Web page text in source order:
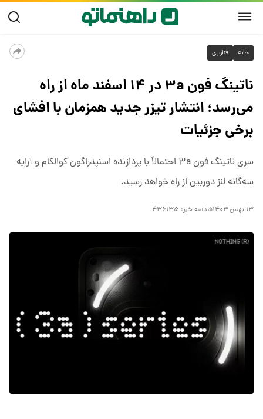
خانه فناوری
ناتینگ فون ۳a در ۱۴ اسفند ماه از راه
می‌رسد؛ انتشار تیزر جدید همزمان با افشای
برخی جزئیات
سری ناتینگ فون ۳a احتمالاً با پردازنده اسنپدراگون کوالکام و آرایه
سه‌گانه لنز دوربین از راه خواهد رسید.
۱۳ بهمن ۱۴۰۳ شناسه خبر: ۴۳۶۱۳۵